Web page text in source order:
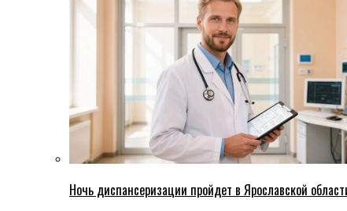
Ночь диспансеризации пройдет в Ярославской